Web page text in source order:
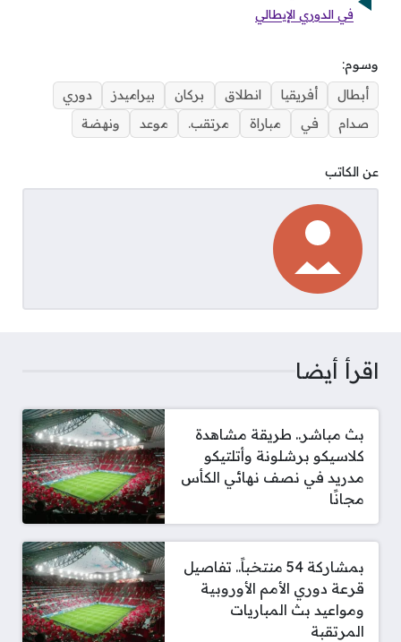
في الدوري الإيطالي
وسوم:
أبطال
أفريقيا انطلاق بركان بيراميدز
دوري
صدام
في مباراة مرتقب. موعد ونهضة
عن الكاتب
اقرأ أيضا
بث مباشر.. طريقة مشاهدة
كلاسيكو برشلونة وأتلتيكو
مدريد في نصف نهائي الكأس
مجانًا
بمشاركة 54 منتخباً.. تفاصيل
قرعة دوري الأمم الأوروبية
ومواعيد بث المباريات
المرتقبة